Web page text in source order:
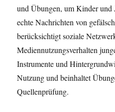
und Übungen, um Kinder und
echte Nachrichten von
berücksichtigt soziale
Mediennutzungsverhalten
Instrumente und
Nutzung und beinhaltet
Quellenprüfung.